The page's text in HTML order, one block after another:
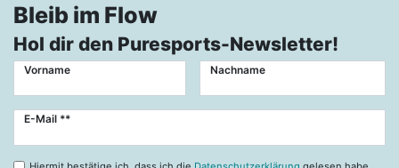
Bleib im Flow
Hol dir den Puresports-Newsletter!
Vorname Nachname
E-Mail **
Newsletter